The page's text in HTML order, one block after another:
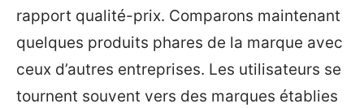
rapport qualité-prix. Comparons maintenant
quelques produits phares de la marque avec
ceux d’autres entreprises. Les utilisateurs se
tournent souvent vers des marques établies